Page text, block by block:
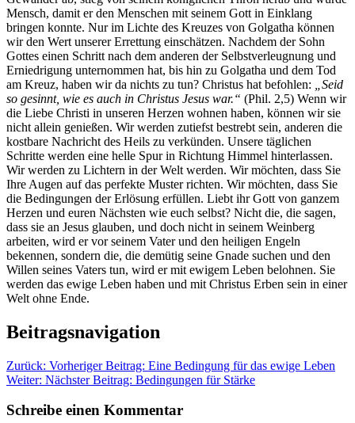
Mensch, damit er den Menschen mit seinem Gott in Einklang
bringen konnte. Nur im Lichte des Kreuzes von Golgatha können
wir den Wert unserer Errettung einschätzen. Nachdem der Sohn
Gottes einen Schritt nach dem anderen der Selbstverleugnung und
Erniedrigung unternommen hat, bis hin zu Golgatha und dem Tod
am Kreuz, haben wir da nichts zu tun? Christus hat befohlen:
„Seid
so gesinnt, wie es auch in Christus Jesus war.“ (Phil. 2,5) Wenn wir
die Liebe Christi in unseren Herzen wohnen haben, können wir sie
nicht allein genießen. Wir werden zutiefst bestrebt sein, anderen die
kostbare Nachricht des Heils zu verkünden. Unsere täglichen
Schritte werden eine helle Spur in Richtung Himmel hinterlassen.
Wir werden zu Lichtern in der Welt werden. Wir möchten, dass Sie
Ihre Augen auf das perfekte Muster richten. Wir möchten, dass Sie
die Bedingungen der Erlösung erfüllen. Liebt ihr Gott von ganzem
Herzen und euren Nächsten wie euch selbst? Nicht die, die sagen,
dass sie an Jesus glauben, und doch nicht in seinem Weinberg
arbeiten, wird er vor seinem Vater und den heiligen Engeln
bekennen, sondern die, die demütig seine Gnade suchen und den
Willen seines Vaters tun, wird er mit ewigem Leben belohnen. Sie
werden das ewige Leben haben und mit Christus Erben sein in einer
Welt ohne Ende.
Beitragsnavigation
Zurück: Vorheriger Beitrag: Eine Bedingung für das ewige Leben
Weiter: Nächster Beitrag: Bedingungen für Stärke
Schreibe einen Kommentar